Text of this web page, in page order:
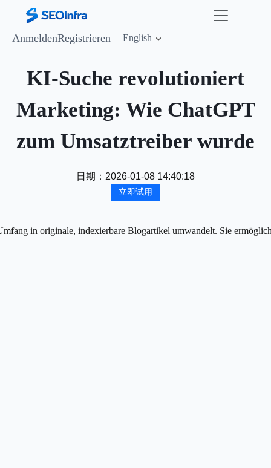
AnmeldenRegistrieren English
KI-Suche revolutioniert
Marketing: Wie ChatGPT
zum Umsatztreiber wurde
日期： 2026-01-08 14:40:18
立即试用
in originale, indexierbare Blogartikel umwandelt. Sie